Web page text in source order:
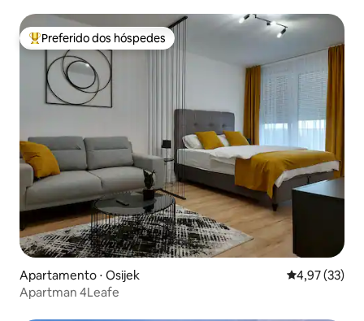
Entre os melhores preferidos dos hóspedes
Preferido dos hóspedes
Apartamento ⋅ Osijek 4,97 de uma
4,97 (33)
Apartman 4Leafe